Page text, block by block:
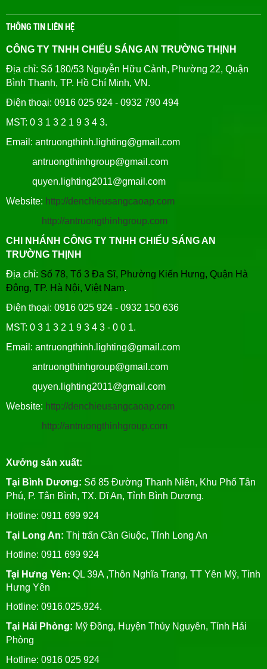
THÔNG TIN LIÊN HỆ
CÔNG TY TNHH CHIẾU SÁNG AN TRƯỜNG THỊNH
Địa chỉ: Số 180/53 Nguyễn Hữu Cảnh, Phường 22, Quận
Bình Thạnh, TP. Hồ Chí Minh, VN.
Điện thoại: 0916 025 924 - 0932 790 494
MST: 0 3 1 3 2 1 9 3 4 3.
Email: antruongthinh.lighting@gmail.com
antruongthinhgroup@gmail.com
quyen.lighting2011@gmail.com
Website: http://denchieusangcaoap.com
http://antruongthinhgroup.com
CHI NHÁNH CÔNG TY TNHH CHIẾU SÁNG AN
TRƯỜNG THỊNH
Địa chỉ: Số 78, Tổ 3 Đa Sĩ, Phường Kiến Hưng, Quận Hà
Đông, TP. Hà Nội, Việt Nam.
Điện thoại: 0916 025 924 - 0932 150 636
MST: 0 3 1 3 2 1 9 3 4 3 - 0 0 1.
Email: antruongthinh.lighting@gmail.com
antruongthinhgroup@gmail.com
quyen.lighting2011@gmail.com
Website: http://denchieusangcaoap.com
http://antruongthinhgroup.com
Xưởng sản xuất:
Tại Bình Dương: Số 85 Đường Thanh Niên, Khu Phố Tân
Phú, P. Tân Bình, TX. Dĩ An, Tỉnh Bình Dương.
Hotline: 0911 699 924
Tại Long An: Thị trấn Cần Giuộc, Tỉnh Long An
Hotline: 0911 699 924
Tại Hưng Yên: QL 39A ,Thôn Nghĩa Trang, TT Yên Mỹ, Tỉnh
Hưng Yên
Hotline: 0916.025.924.
Tại Hải Phòng: Mỹ Đồng, Huyện Thủy Nguyên, Tỉnh Hải
Phòng
Hotline: 0916 025 924